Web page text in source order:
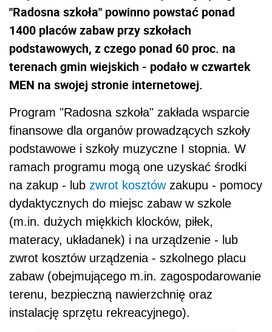
"Radosna szkoła" powinno powstać ponad
1400 placów zabaw przy szkołach
podstawowych, z czego ponad 60 proc. na
terenach gmin wiejskich - podało w czwartek
MEN na swojej stronie internetowej.
Program "Radosna szkoła" zakłada wsparcie
finansowe dla organów prowadzących szkoły
podstawowe i szkoły muzyczne I stopnia. W
ramach programu mogą one uzyskać środki
na zakup - lub zwrot kosztówzakupu - pomocy
dydaktycznych do miejsc zabaw w szkole
(m.in. dużych miękkich klocków, piłek,
materacy, układanek) i na urządzenie - lub
zwrot kosztów urządzenia - szkolnego placu
zabaw (obejmującego m.in. zagospodarowanie
terenu, bezpieczną nawierzchnię oraz
instalację sprzętu rekreacyjnego).